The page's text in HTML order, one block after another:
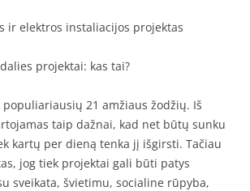
ir elektros instaliacijos projektas
projektai: kas tai?
populiariausių 21 amžiaus žodžių. Iš
taip dažnai, kad net būtų sunku
kartų per dieną tenka jį išgirsti. Tačiau
jog tiek projektai gali būti patys
sveikata, švietimu, socialine rūpyba,